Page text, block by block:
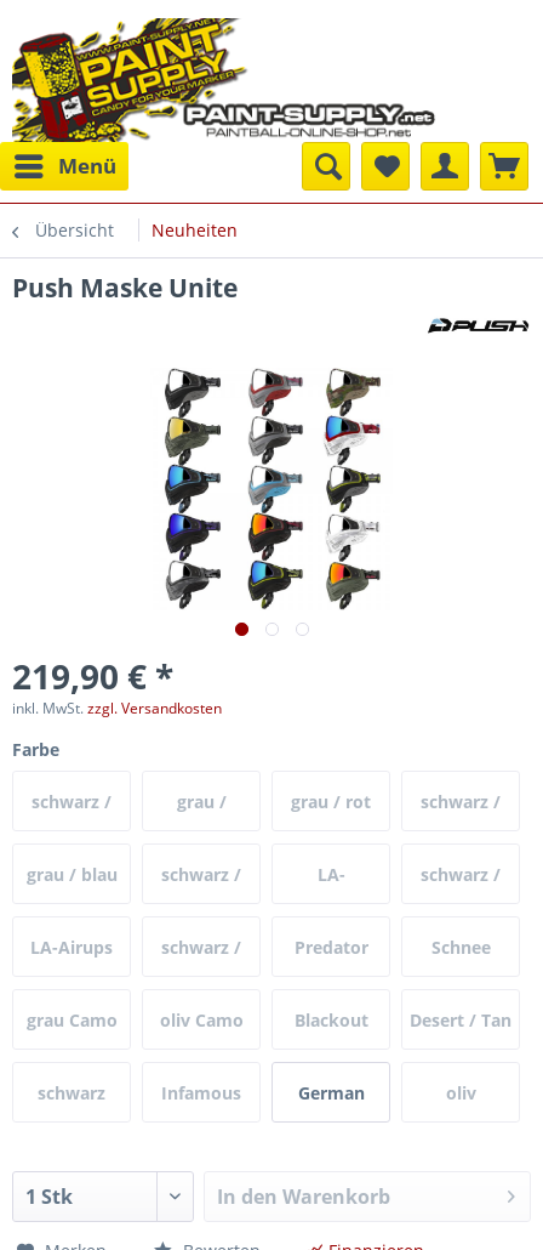
Menü
Übersicht Neuheiten
Push Maske Unite
219,90 € *
inkl. MwSt.zzgl. Versandkosten
Farbe
schwarz / grau / grau / rot schwarz /
grau / blau
schwarz / LA- schwarz /
LA-Airups
schwarz / Predator Schnee
grau Camo
oliv Camo Blackout
schwarz
Desert / Tan
schwarz
Infamous German oliv
In den Warenkorb